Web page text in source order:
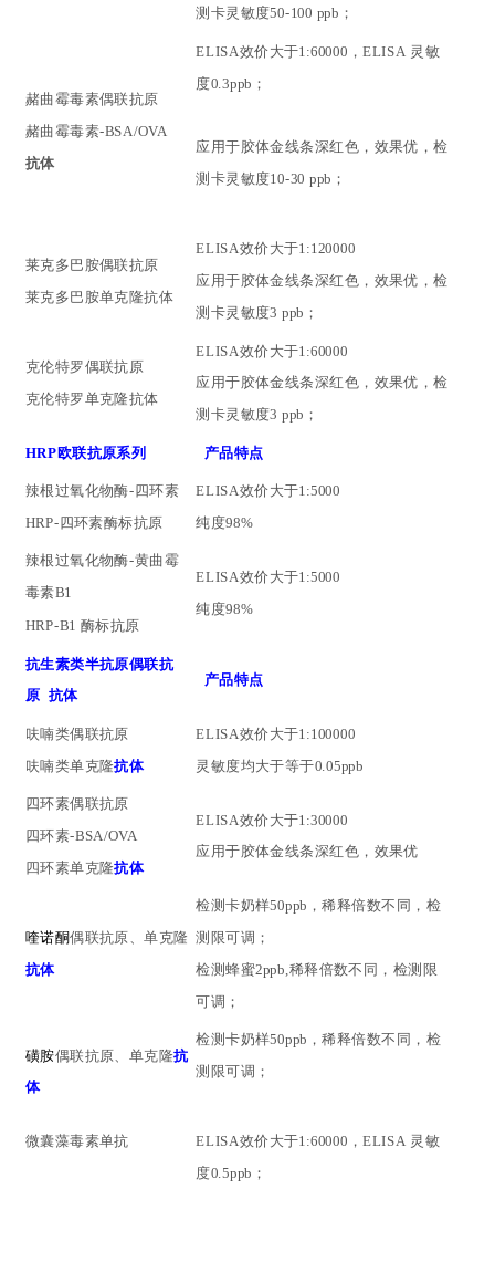
测卡灵敏度50-100 ppb；
赭曲霉毒素偶联抗原
赭曲霉毒素-BSA/OVA
抗体
ELISA效价大于1:60000 ，ELISA 灵敏
度0.3ppb；
应用于胶体金线条深红色，效果优 ，检
测卡灵敏度10-30 ppb；
莱克多巴胺偶联抗原
莱克多巴胺单克隆抗体
ELISA效价大于1:120000
应用于胶体金线条深红色，效果优 ，检
测卡灵敏度3 ppb；
克伦特罗偶联抗原
克伦特罗单克隆抗体
ELISA效价大于1:60000
应用于胶体金线条深红色，效果优 ，检
测卡灵敏度3 ppb；
HRP欧联抗原系列 产品特点
辣根过氧化物酶-四环素
HRP-四环素酶标抗原
ELISA效价大于1:5000
纯度98%
辣根过氧化物酶-黄曲霉
毒素B1
HRP-B1 酶标抗原
ELISA效价大于1:5000
纯度98%
抗生素类半抗原偶联抗
原 抗体
产品特点
呋喃类偶联抗原
呋喃类单克隆抗体
ELISA效价大于1:100000
灵敏度均大于等于0.05ppb
四环素偶联抗原
四环素-BSA/OVA
四环素单克隆抗体
ELISA效价大于1:30000
应用于胶体金线条深红色，效果优
喹诺酮偶联抗原、单克隆
抗体
检测卡奶样50ppb，稀释倍数不同，检
测限可调；
检测蜂蜜2ppb,稀释倍数不同，检测限
可调；
磺胺偶联抗原 、单克隆抗
体
检测卡奶样50ppb，稀释倍数不同，检
测限可调；
微囊藻毒素单抗 ELISA效价大于1:60000 ，ELISA 灵敏
度0.5ppb；